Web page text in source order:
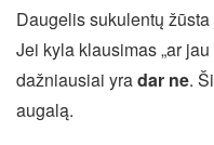
Daugelis sukulentų
Jei kyla klausimas „ar
dažniausiai yradar ne.
augalą.